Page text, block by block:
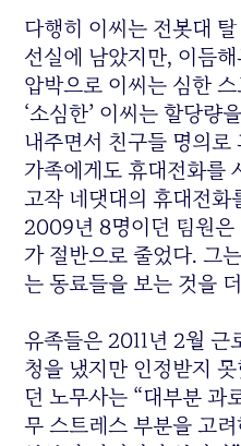
다행히 이씨는 전봇대
선실에 남았지만, 이듬
압박으로 이씨는 심한
‘소심한’ 이씨는 할당량
내주면서 친구들 명의로
가족에게도 휴대전화를
고작 네댓대의 휴대전화
2009년 8명이던 팀원은
가 절반으로 줄었다. 그
는 동료들을 보는 것을
유족들은 2011년 2월 근
청을 냈지만 인정받지
던 노무사는 “대부분 과
무 스트레스 부분을 고